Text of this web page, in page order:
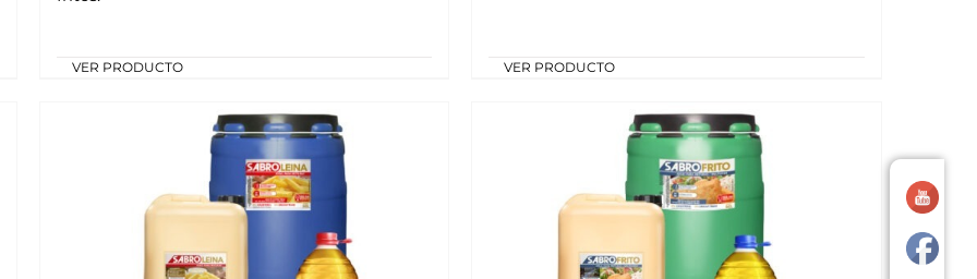
VER PRODUCTO VER PRODUCTO